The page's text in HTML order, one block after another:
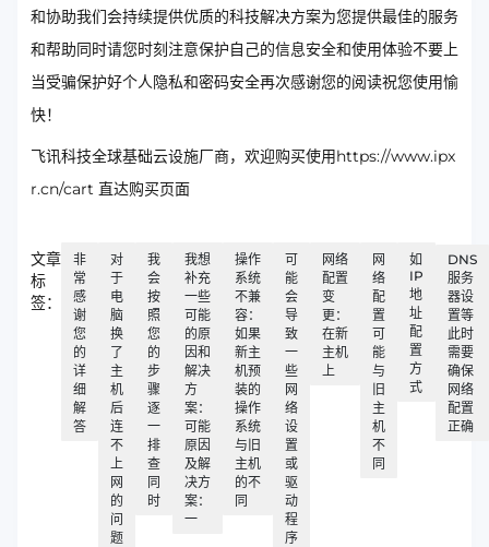
和协助我们会持续提供优质的科技解决方案为您提供最佳的服务
和帮助同时请您时刻注意保护自己的信息安全和使用体验不要上
当受骗保护好个人隐私和密码安全再次感谢您的阅读祝您使用愉
快！
飞讯科技全球基础云设施厂商，欢迎购买使用https://www.ipx
r.cn/cart 直达购买页面
文章
标
签：
非
常
感
谢
您
的
详
细
解
答
对
于
电
脑
换
了
主
机
后
连
不
上
网
的
问
题
我
会
按
照
您
的
步
骤
逐
一
排
查
同
时
我想
补充
一些
可能
的原
因和
解决
方
案：
可能
原因
及解
决方
案：
一
操作
系统
不兼
容：
如果
新主
机预
装的
操作
系统
与旧
主机
的不
同
可
能
会
导
致
一
些
网
络
设
置
或
驱
动
程
序
网络
配置
变
更：
在新
主机
上
网
络
配
置
可
能
与
旧
主
机
不
同
如
IP
地
址
配
置
方
式
DNS
服务
器设
置等
此时
需要
确保
网络
配置
正确